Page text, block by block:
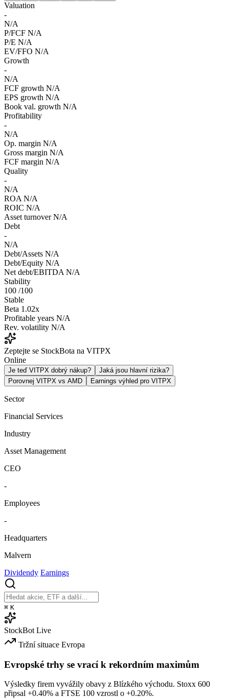
Valuation
-
N/A
P/FCF N/A
P/E N/A
EV/FFO N/A
Growth
-
N/A
FCF growth N/A
EPS growth N/A
Book val. growth N/A
Profitability
-
N/A
Op. margin N/A
Gross margin N/A
FCF margin N/A
Quality
-
N/A
ROA N/A
ROIC N/A
Asset turnover N/A
Debt
-
N/A
Debt/Assets N/A
Debt/Equity N/A
Net debt/EBITDA N/A
Stability
100 /100
Stable
Beta 1.02x
Profitable years N/A
Rev. volatility N/A
Zeptejte se StockBota na VITPX
Online
Je teď VITPX dobrý nákup?
Jaká jsou hlavní rizika?
Porovnej VITPX vs AMD
Earnings výhled pro VITPX
Sector
Financial Services
Industry
Asset Management
CEO
-
Employees
-
Headquarters
Malvern
Dividendy Earnings
⌘ K
StockBot Live
Tržní situace Evropa
Evropské trhy se vrací k rekordním maximům
Výsledky firem vyvážily obavy z Blízkého východu. Stoxx 600
připsal +0.40% a FTSE 100 vzrostl o +0.20%.